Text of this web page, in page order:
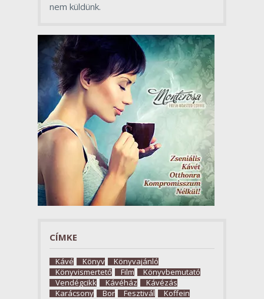
nem küldünk.
CÍMKE
Kávé Könyv
Könyvajánló
Könyvismertető
Film
Könyvbemutató
Vendégcikk
Kávéház
Kávézás
Karácsony
Bor Fesztivál
Koffein